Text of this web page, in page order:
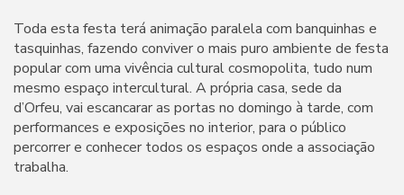
Toda esta festa terá animação paralela com banquinhas e
tasquinhas, fazendo conviver o mais puro ambiente de festa
popular com uma vivência cultural cosmopolita, tudo num
mesmo espaço intercultural. A própria casa, sede da
d’Orfeu, vai escancarar as portas no domingo à tarde, com
performances e exposições no interior, para o público
percorrer e conhecer todos os espaços onde a associação
trabalha.